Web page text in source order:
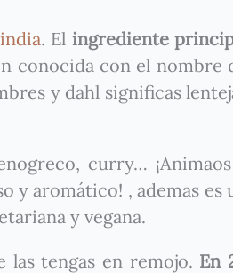
. El ingrediente
conocida con el nombre
y dahl significas
curry…
y aromático! , ademas es
y vegana.
tengas en remojo. En